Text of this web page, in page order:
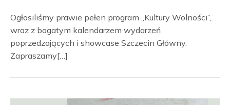
Ogłosiliśmy prawie pełen program „Kultury Wolności”,
wraz z bogatym kalendarzem wydarzeń
poprzedzających i showcase Szczecin Główny.
Zapraszamy[…]